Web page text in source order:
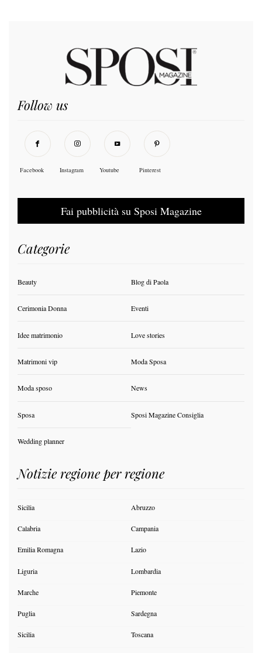
Follow us
Facebook Instagram Youtube Pinterest
Fai pubblicità su Sposi Magazine
Categorie
Beauty Blog di Paola
Cerimonia Donna Eventi
Idee matrimonio Love stories
Matrimoni vip Moda Sposa
Moda sposo News
Sposa Sposi Magazine Consiglia
Wedding planner
Notizie regione per regione
Sicilia Abruzzo
Calabria Campania
Emilia Romagna Lazio
Liguria Lombardia
Marche Piemonte
Puglia Sardegna
Sicilia Toscana